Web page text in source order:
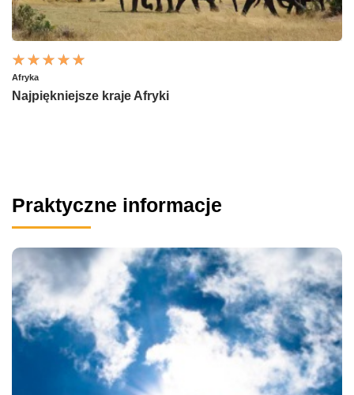
Afryka
Najpiękniejsze kraje Afryki
Praktyczne informacje